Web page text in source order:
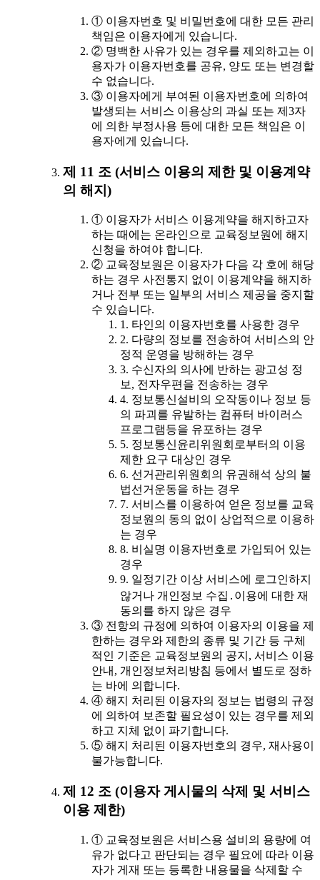
① 이용자번호 및 비밀번호에 대한 모든 관리
책임은 이용자에게 있습니다.
② 명백한 사유가 있는 경우를 제외하고는 이
용자가 이용자번호를 공유, 양도 또는 변경할
수 없습니다.
③ 이용자에게 부여된 이용자번호에 의하여
발생되는 서비스 이용상의 과실 또는 제3자
에 의한 부정사용 등에 대한 모든 책임은 이
용자에게 있습니다.
제 11 조 (서비스 이용의 제한 및 이용계약
의 해지)
① 이용자가 서비스 이용계약을 해지하고자
하는 때에는 온라인으로 교육정보원에 해지
신청을 하여야 합니다.
② 교육정보원은 이용자가 다음 각 호에 해당
하는 경우 사전통지 없이 이용계약을 해지하
거나 전부 또는 일부의 서비스 제공을 중지할
수 있습니다.
1. 타인의 이용자번호를 사용한 경우
2. 다량의 정보를 전송하여 서비스의 안
정적 운영을 방해하는 경우
3. 수신자의 의사에 반하는 광고성 정
보, 전자우편을 전송하는 경우
4. 정보통신설비의 오작동이나 정보 등
의 파괴를 유발하는 컴퓨터 바이러스
프로그램등을 유포하는 경우
5. 정보통신윤리위원회로부터의 이용
제한 요구 대상인 경우
6. 선거관리위원회의 유권해석 상의 불
법선거운동을 하는 경우
7. 서비스를 이용하여 얻은 정보를 교육
정보원의 동의 없이 상업적으로 이용하
는 경우
8. 비실명 이용자번호로 가입되어 있는
경우
9. 일정기간 이상 서비스에 로그인하지
않거나 개인정보 수집․이용에 대한 재
동의를 하지 않은 경우
③ 전항의 규정에 의하여 이용자의 이용을 제
한하는 경우와 제한의 종류 및 기간 등 구체
적인 기준은 교육정보원의 공지, 서비스 이용
안내, 개인정보처리방침 등에서 별도로 정하
는 바에 의합니다.
④ 해지 처리된 이용자의 정보는 법령의 규정
에 의하여 보존할 필요성이 있는 경우를 제외
하고 지체 없이 파기합니다.
⑤ 해지 처리된 이용자번호의 경우, 재사용이
불가능합니다.
제 12 조 (이용자 게시물의 삭제 및 서비스
이용 제한)
① 교육정보원은 서비스용 설비의 용량에 여
유가 없다고 판단되는 경우 필요에 따라 이용
자가 게재 또는 등록한 내용물을 삭제할 수